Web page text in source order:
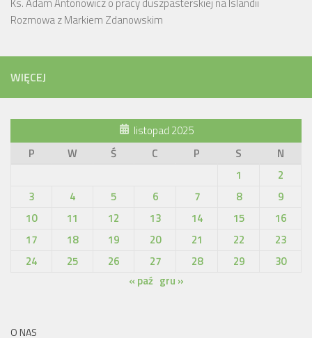
Rozmowa z Markiem Zdanowskim
WIĘCEJ
listopad 2025
P
W Ś C P S
N
1
2
3
4 5 6 7 8
9
10
11 12 13 14 15
16
17
18 19 20 21 22
23
24
25 26 27 28 29
30
« paź gru »
O NAS